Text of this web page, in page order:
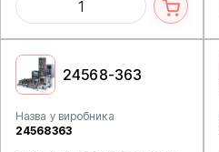
24568-363
Назва у виробника
24568363